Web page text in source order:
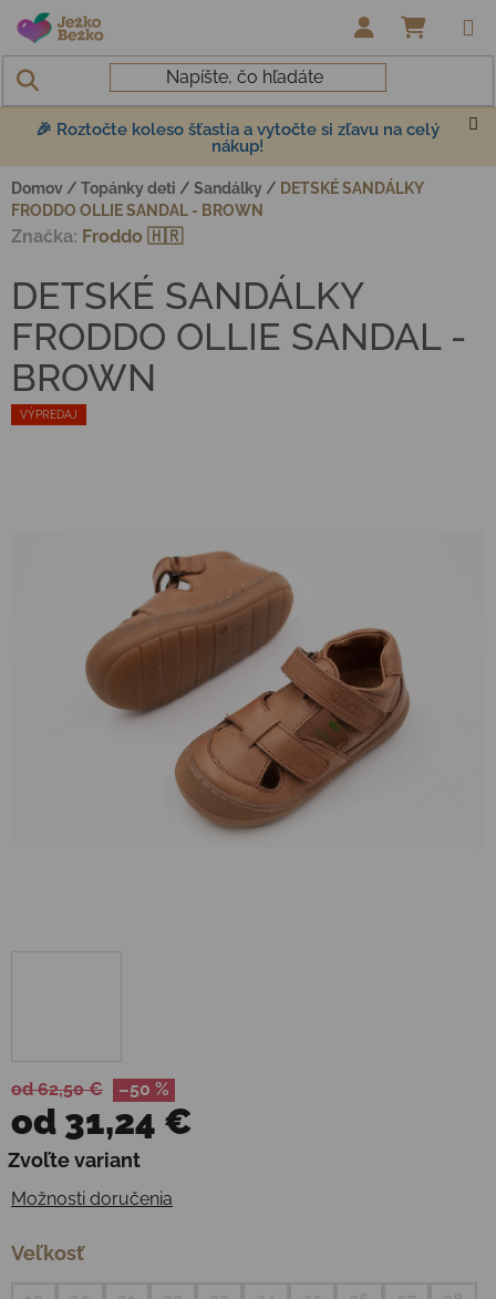
Prejsť na obsah
🎉 Roztočte koleso šťastia a vytočte si zľavu na celý
nákup!
Domov / Topánky deti / Sandálky / DETSKÉ SANDÁLKY
FRODDO OLLIE SANDAL - BROWN
od 62,50 € –50 %
od 31,24 €
Jednotková cena:
Zvoľte variant
Možnosti doručenia
Veľkosť
VÝPREDAJ
DETSKÉ SANDÁLKY
FRODDO OLLIE SANDAL -
BROWN
Značka: Froddo 🇭🇷